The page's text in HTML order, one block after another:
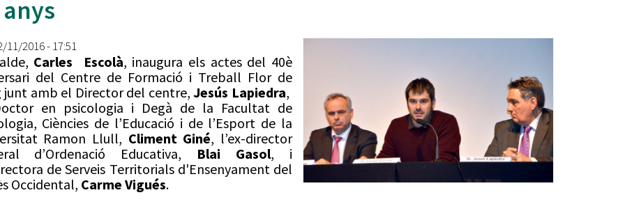
Accés a Informació Pública
Dades Obertes
Catàleg de Serveis i Tràmits
Oberta la convocatòria d'Ajuts per a l'autoocupació
jove 2026
Cerdanyola opta a més de 5 milions d'euros del Pla de
Barris per transformar les Fontetes, Quatre Cantons i
l'entorn de l'avinguda Catalunya
El FIT presenta el cartell de la seva 16a edició i dona el
tret de sortida al festival
L’Ajuntament reparteix ulleres gratuïtes per veure
l'eclipsi solar
Entitats
Mercats Municipals
Webs Municipals
11/2016 - 17:51
Carles Escolà, inaugura els actes del 40è
del Centre de Formació i Treball Flor de
junt amb el Director del centre,Jesús Lapiedra,
en psicologia i Degà de la Facultat de
Ciències de l’Educació i de l’Esport de la
Ramon Llull, Climent Giné, l’ex-director
d’Ordenació Educativa, Blai Gasol, i
de Serveis Territorials d'Ensenyament del
Occidental, Carme Vigués.